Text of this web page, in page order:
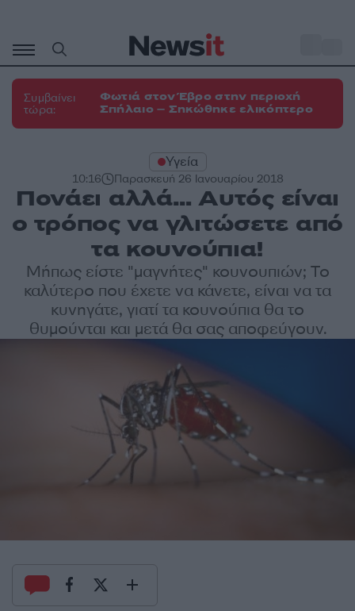
περιεχόμενο
Συμβαίνει
τώρα:
Φωτιά στον Έβρο στην περιοχή
Σπήλαιο – Σηκώθηκε ελικόπτερο
Υγεία
10:16 Παρασκευή 26 Ιανουαρίου 2018
Πονάει αλλά… Αυτός είναι
ο τρόπος να γλιτώσετε από
τα κουνούπια!
Μήπως είστε "μαγνήτες" κουνουπιών; Το
καλύτερο που έχετε να κάνετε, είναι να τα
κυνηγάτε, γιατί τα κουνούπια θα το
θυμούνται και μετά θα σας αποφεύγουν.